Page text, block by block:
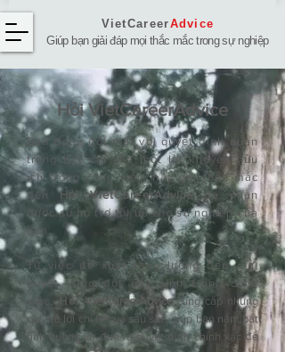
VietCareerAdvice
Giúp bạn giải đáp mọi thắc mắc trong sự nghiệp
Hỏi ​VietCareerAdvice
Bạn đang đối mặt với quyết định quan
trọng hay chỉ cần một lời khuyên hữu
ích trong công việc, hãy gửi thắc mắc
đếnHỏi VietCareerAdviceđể nhận
được sự hỗ trợ tối ưu cho sự nghiệp của
bạn.
Từ việc đề xuất tăng lương đến giải
quyết xung đột nảy sinh trong công
việc, HỏiVietCareerAdvicecung cấp những
câu trả lời chi tiết và sâu sắc, giúp bạn nắm bắt
tình huống và đưa ra quyết định chính xác để